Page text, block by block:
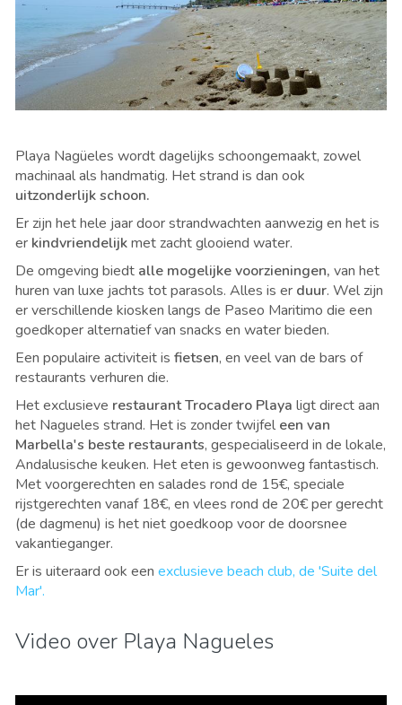
Playa Nagüeles wordt dagelijks schoongemaakt, zowel
machinaal als handmatig. Het strand is dan ook
uitzonderlijk schoon.
Er zijn het hele jaar door strandwachten aanwezig en het is
er kindvriendelijkmet zacht glooiend water.
De omgeving biedt alle mogelijke voorzieningen, van het
huren van luxe jachts tot parasols. Alles is er duur. Wel zijn
er verschillende kiosken langs de Paseo Maritimo die een
goedkoper alternatief van snacks en water bieden.
Een populaire activiteit is fietsen, en veel van de bars of
restaurants verhuren die.
Het exclusieve restaurant Trocadero Playa ligt direct aan
het Nagueles strand. Het is zonder twijfel een van
Marbella's beste restaurants, gespecialiseerd in de lokale,
Andalusische keuken. Het eten is gewoonweg fantastisch.
Met voorgerechten en salades rond de 15€, speciale
rijstgerechten vanaf 18€, en vlees rond de 20€ per gerecht
(de dagmenu) is het niet goedkoop voor de doorsnee
vakantieganger.
Er is uiteraard ook een exclusieve beach club, de 'Suite del
Mar'.
Video over Playa Nagueles